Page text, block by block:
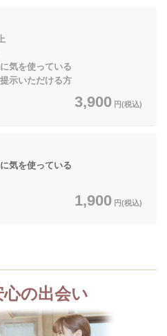
気を使っている
示いただける方
3,900 円(税込)
気を使っている
1,900 円(税込)
の出会い